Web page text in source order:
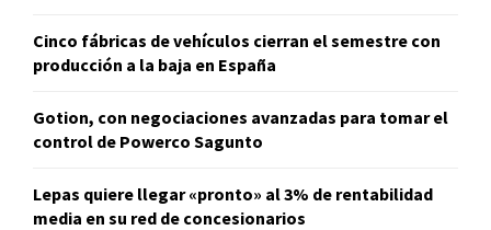
Cinco fábricas de vehículos cierran el semestre con
producción a la baja en España
Gotion, con negociaciones avanzadas para tomar el
control de Powerco Sagunto
Lepas quiere llegar «pronto» al 3% de rentabilidad
media en su red de concesionarios